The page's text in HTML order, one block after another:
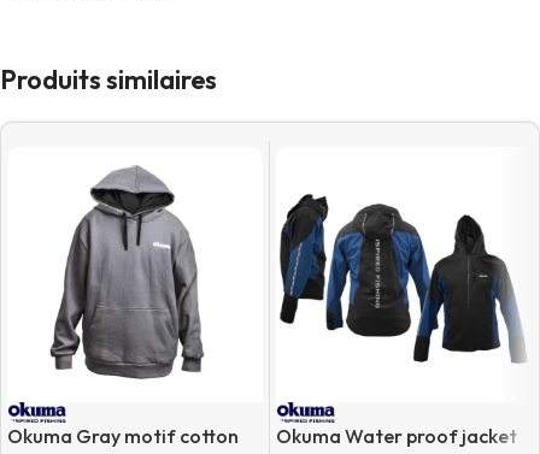
Produits similaires
Okuma Gray motif cotton
Okuma Water proof jacket